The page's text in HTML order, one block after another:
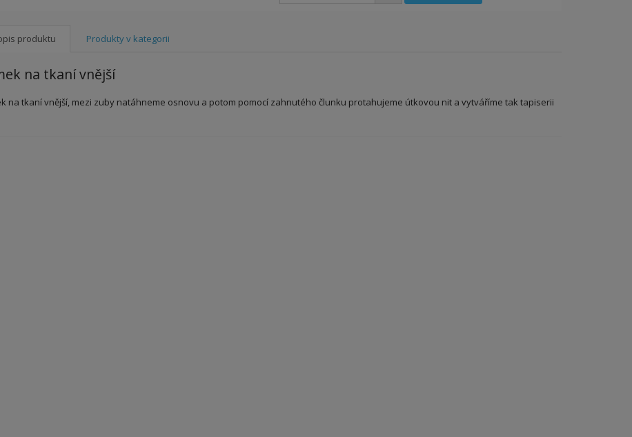
produktu Produkty v kategorii
na tkaní vnější
na tkaní vnější, mezi zuby natáhneme osnovu a potom pomocí zahnutého člunku protahujeme útkovou nit a vytváříme tak tapiserii